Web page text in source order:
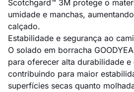
Scotchgard™ 3M protege o
umidade e manchas,
calçado.
Estabilidade e segurança ao
O solado em borracha
para oferecer alta durabilidade e
contribuindo para maior
superfícies secas quanto